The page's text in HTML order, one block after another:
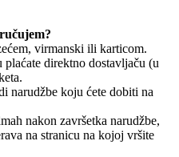
virmanski ili karticom.
direktno dostavljaču (u
narudžbe koju ćete dobiti na
nakon završetka narudžbe,
na stranicu na kojoj vršite